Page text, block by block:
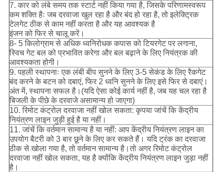
7. कार को लंबे समय तक स्टार्ट नहीं किया गया है, जिसके परिणामस्वरूप
कम शक्ति हैः जब दरवाजा खुल रहा है और बंद हो रहा है, तो इलेक्ट्रिक
टेलगेट ठीक से काम नहीं करता है और यह आवश्यक है
इंजन को फिर से चालू करें।
8- 5 किलोग्राम से अधिक ध्वनिरोधक कपास को टियरगेट पर लगाना,
स्विच गेट बल को प्रभावित करेगा और बल बढ़ाने के लिए नियंत्रक की
आवश्यकता होगी।
9. पहली स्थापनाः एक लंबी बीप सुनने के लिए 3-5 सेकंड के लिए रैकगेट
बंद करने के बटन को दबाएं, फिर 2 ध्वनि सुनने के लिए इसे फिर से दबाएं।
अंत में, स्थापना सफल है।(यदि ऐसा कोई कार्य नहीं है, जब यह चल रहा है
बिजली के पीछे के दरवाजे असामान्य हो जाएगा)
10. रिमोट कंट्रोल दरवाजा नहीं खोल सकता: कृपया जांचें कि केंद्रीय
नियंत्रण लाइन जुड़ी हुई है या नहीं।
11. जांचें कि वर्तमान सामान्य है या नहीं: आप केंद्रीय नियंत्रण लाइन का
उपयोग बैटरी को 3 बार छूने के लिए कर सकते हैं। यदि ट्रंक का दरवाजा
ठीक से खोला गया है, तो वर्तमान सामान्य है।तो अगर रिमोट कंट्रोल
दरवाजा नहीं खोल सकता, यह है क्योंकि केंद्रीय नियंत्रण लाइन जुड़ा नहीं
है।